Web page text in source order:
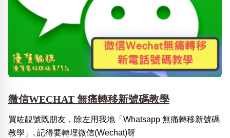
微信WECHAT 無痛轉移新號碼教學
買咗靚號既朋友，除左用我地「Whatsapp 無痛轉移新號碼
教學」, 記得要轉埋微信(Wechat)呀